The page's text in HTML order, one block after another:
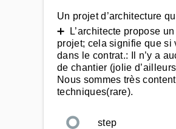
Un projet d’architecture
➕ L’architecte propose
projet; cela signifie que si
dans le contrat.: Il n’y a
de chantier (jolie
Nous sommes très
techniques(rare).
step